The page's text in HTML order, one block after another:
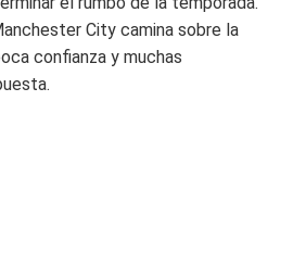
City camina sobre la
confianza y muchas